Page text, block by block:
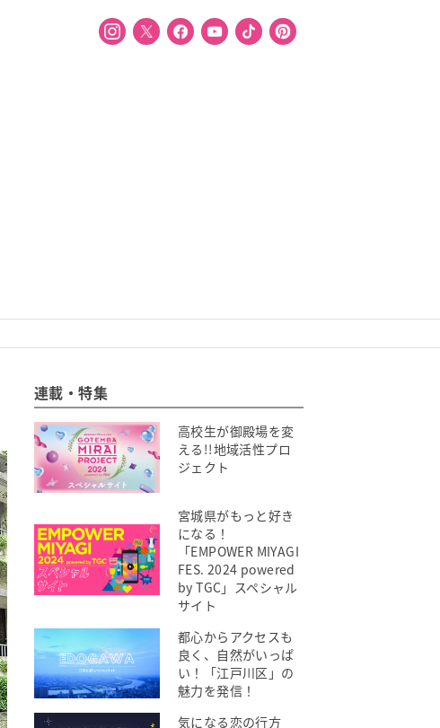
連載・特集
高校生が御殿場を変
える!!地域活性プロ
ジェクト
宮城県がもっと好き
になる！
「EMPOWER MIYAGI
FES. 2024 powered
by TGC」スペシャル
サイト
都心からアクセスも
良く、自然がいっぱ
い！「江戸川区」の
魅力を発信！
気になる恋の行方